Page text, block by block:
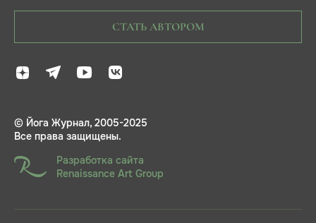
СТАТЬ АВТОРОМ
© Йога Журнал, 2005-2025
Все права защищены.
Разработка сайта
Renaissance Art Group